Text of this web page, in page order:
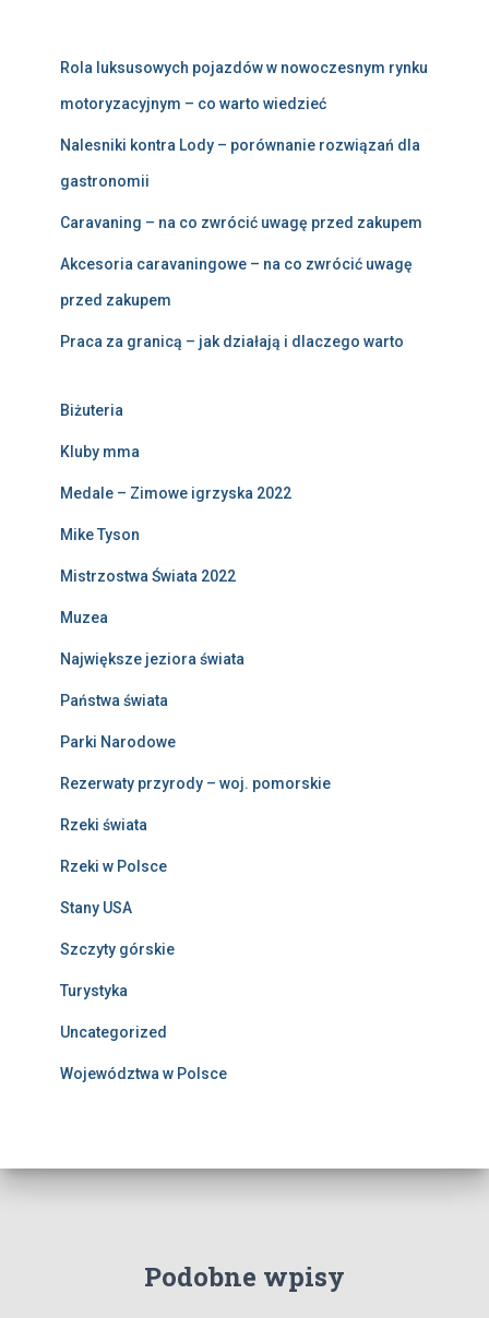
Rola luksusowych pojazdów w nowoczesnym rynku
motoryzacyjnym – co warto wiedzieć
Nalesniki kontra Lody – porównanie rozwiązań dla
gastronomii
Caravaning – na co zwrócić uwagę przed zakupem
Akcesoria caravaningowe – na co zwrócić uwagę
przed zakupem
Praca za granicą – jak działają i dlaczego warto
Biżuteria
Kluby mma
Medale – Zimowe igrzyska 2022
Mike Tyson
Mistrzostwa Świata 2022
Muzea
Największe jeziora świata
Państwa świata
Parki Narodowe
Rezerwaty przyrody – woj. pomorskie
Rzeki świata
Rzeki w Polsce
Stany USA
Szczyty górskie
Turystyka
Uncategorized
Województwa w Polsce
Podobne wpisy